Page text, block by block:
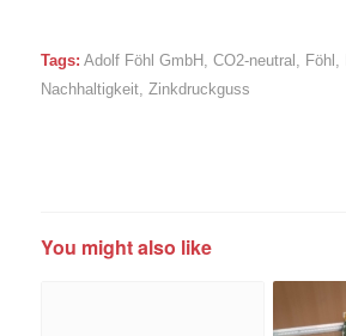
Tags: Adolf Föhl GmbH CO2-neutral Föhl
Nachhaltigkeit, Zinkdruckguss
You might also like